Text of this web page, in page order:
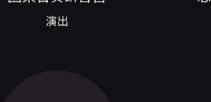
- 演出同步錄影：演出現場將
員），可使用信用卡、Apple
Life-ET（僅提供電腦自動選位
演出